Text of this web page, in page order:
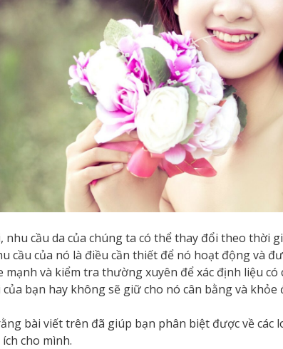
nhu cầu da của chúng ta có thể thay đổi theo thời
cầu của nó là điều cần thiết để nó hoạt động và
mạnh và kiểm tra thường xuyên để xác định liệu
bạn hay không sẽ giữ cho nó cân bằng và khỏe
bài viết trên đã giúp bạn phân biệt được về các
cho mình.